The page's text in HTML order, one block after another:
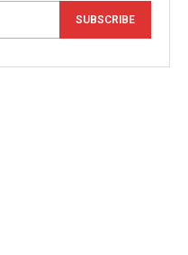
SUBSCRIBE